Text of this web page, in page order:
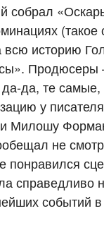
собрал
(такое
историю
Продюсеры
да, те самые,
у
Милошу
не
понравился
справедливо
событий